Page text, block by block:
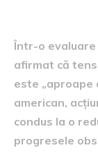
Într-o
afirmat că
este „aproape
american,
condus la o
progresele